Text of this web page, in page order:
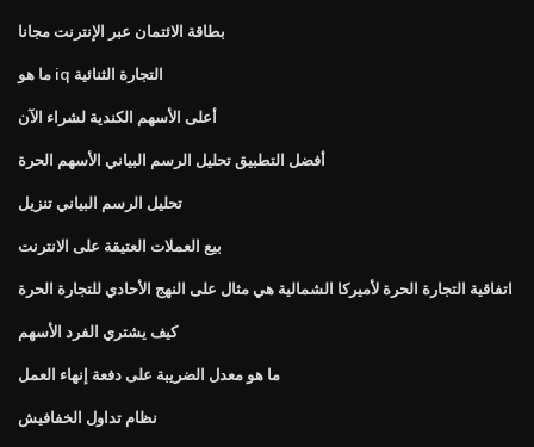
بطاقة الائتمان عبر الإنترنت مجانا
ما هو iq التجارة الثنائية
أعلى الأسهم الكندية لشراء الآن
أفضل التطبيق تحليل الرسم البياني الأسهم الحرة
تحليل الرسم البياني تنزيل
بيع العملات العتيقة على الانترنت
اتفاقية التجارة الحرة لأميركا الشمالية هي مثال على النهج الأحادي للتجارة الحرة
كيف يشتري الفرد الأسهم
ما هو معدل الضريبة على دفعة إنهاء العمل
نظام تداول الخفافيش